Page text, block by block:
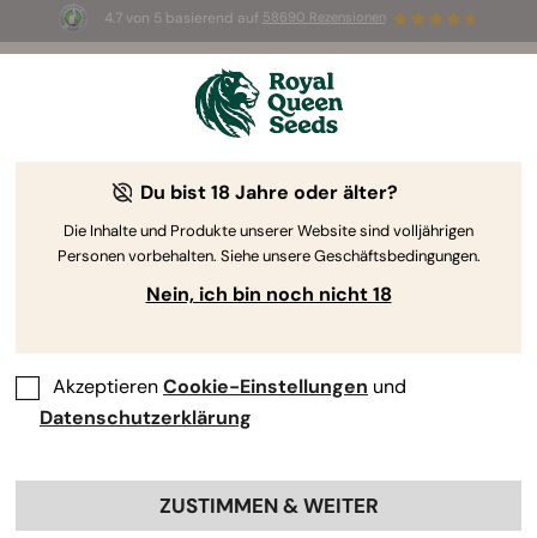
4.7 von 5 basierend auf 58690 Rezensionen
☀️ Sommer-Sale: Bis zu 50 % Rabatt
auf ausgewählte Produkte! ⏤
RQS Editorial Team
Die 10 besten Couch-Lock-Sorten
Du bist 18 Jahre oder älter?
Die Inhalte und Produkte unserer Website sind volljährigen
Personen vorbehalten. Siehe unsere Geschäftsbedingungen.
Nein, ich bin noch nicht 18
AkzeptierenCookie-Einstellungen und
Datenschutzerklärung
ZUSTIMMEN & WEITER